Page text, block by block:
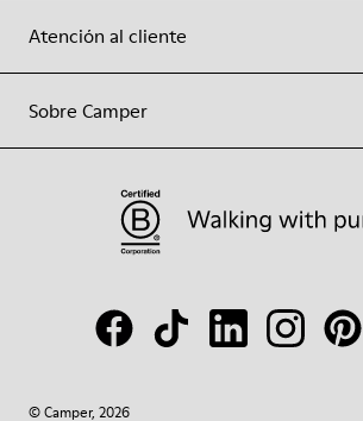
Atención al cliente
Sobre Camper
© Camper, 2026